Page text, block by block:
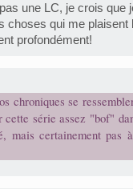
une LC, je crois que
choses qui me plaisent
profondément!
chroniques se
série assez "bof"
mais certainement pas